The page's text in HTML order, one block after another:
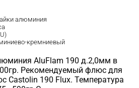
алюминия
кремниевый
AluFlam 190 д.2,0мм в
Рекомендуемый флюс для
Castolin 190 Flux. Температура